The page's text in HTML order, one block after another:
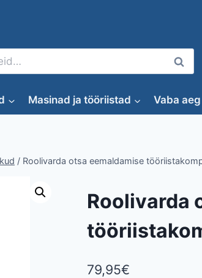
Otsi
Masinad ja tööriistad Vaba aeg
/ Roolivarda otsa eemaldamise
Roolivarda
79,95€